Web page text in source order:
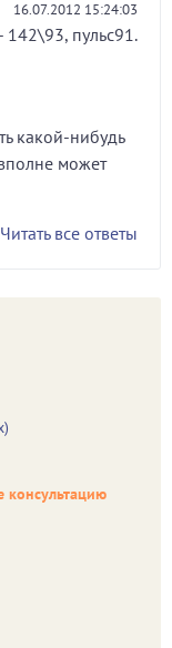
16.07.2012 15:24:03
142\93, пульс91.
какой-нибудь
может
Читать все ответы
консультацию